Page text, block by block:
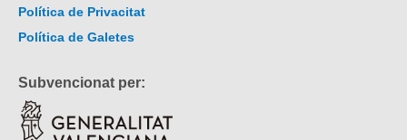
Política de Privacitat
Política de Galetes
Subvencionat per: